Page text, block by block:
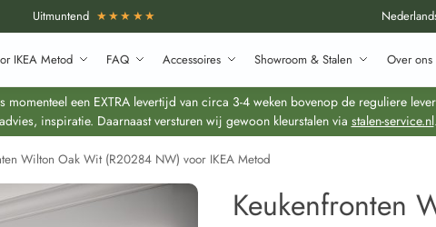
Uitmuntend ★★★★★
IKEA Metod FAQ Accessoires Showroom & Stalen Over ons
Zoeken
een EXTRA levertijd van circa 3-4 weken bovenop de reguliere
inspiratie. Daarnaast versturen wij gewoon kleurstalen via stalen-service.nl.
Wilton Oak Wit (R20284 NW) voor IKEA Metod
Keukenfronten